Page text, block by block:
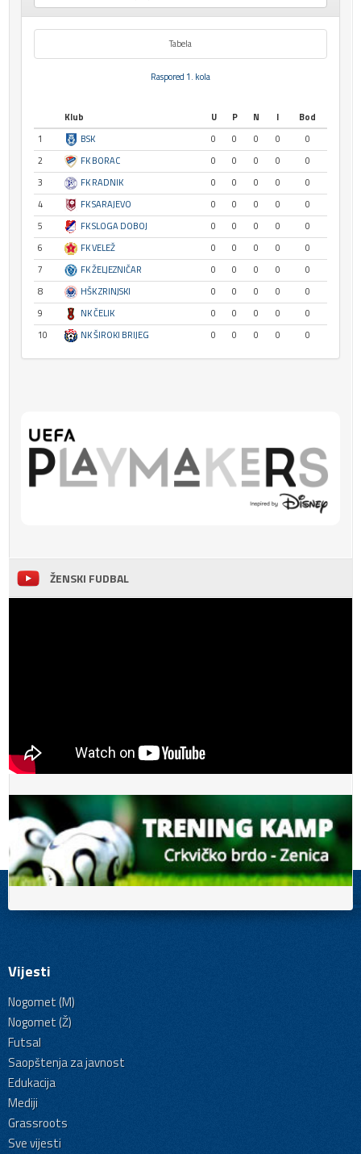
Tabela
Raspored 1. kola
Klub U P N I
Bod
1
BSK 0 0 0 0
0
2
FK BORAC 0 0 0 0
0
3
FK RADNIK 0 0 0 0
0
4
FK SARAJEVO 0 0 0 0
0
5
FK SLOGA DOBOJ 0 0 0 0
0
6
FK VELEŽ 0 0 0 0
0
7
FK ŽELJEZNIČAR 0 0 0 0
0
8
HŠK ZRINJSKI 0 0 0 0
0
9
NK ČELIK 0 0 0 0
0
10
NK ŠIROKI BRIJEG 0 0 0 0 0
ŽENSKI FUDBAL
Vijesti
Nogomet (M)
Nogomet (Ž)
Futsal
Saopštenja za javnost
Edukacija
Mediji
Grassroots
Sve vijesti